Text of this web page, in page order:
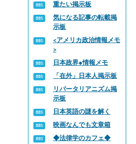
重たい掲示板
気になる記事の転載掲
示板
<アメリカ政治情報メモ
>
日本政界●情報メモ
「在外」日本人掲示板
リバータリアニズム掲
示板
日本英語の謎を解く
映画なんでも文章箱
◆法律学のカフェ◆